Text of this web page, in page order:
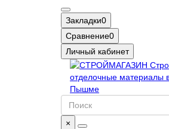
Закладки0
Сравнение0
Личный кабинет
×